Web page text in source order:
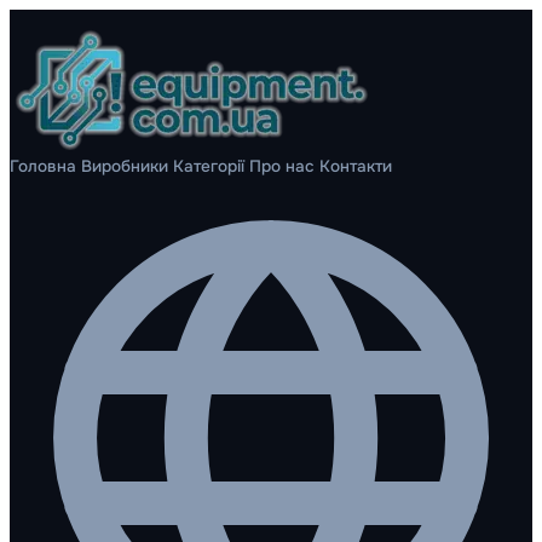
Головна Виробники Категорії Про нас Контакти